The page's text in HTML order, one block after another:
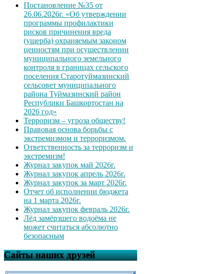
Постановление №35 от
26.06.2026г. «Об утверждении
программы профилактики
рисков причинения вреда
(ущерба) охраняемым законом
ценностям при осуществлении
муниципального земельного
контроля в границах сельского
поселения Старотуймазинский
сельсовет муниципального
района Туймазинский район
Республики Башкортостан на
2026 год»
Терроризм – угроза обществу!
Правовая основа борьбы с
экстремизмом и терроризмом.
Ответственность за терроризм и
экстремизм!
Журнал закупок май 2026г.
Журнал закупок апрель 2026г.
Журнал закупок за март 2026г.
Отчет об исполнении бюджета
на 1 марта 2026г.
Журнал закупок февраль 2026г.
Лёд замёрзшего водоёма не
может считаться абсолютно
безопасным
Сайты наших друзей